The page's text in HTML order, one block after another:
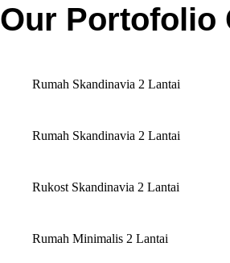
Our Portofolio
Rumah Skandinavia 2 Lantai
Rumah Skandinavia 2 Lantai
Rukost Skandinavia 2 Lantai
Rumah Minimalis 2 Lantai